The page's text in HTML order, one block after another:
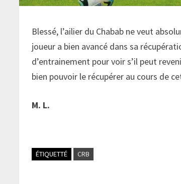
Blessé, l’ailier du Chabab ne veut
joueur a bien avancé dans sa
d’entrainement pour voir s’il peut
bien pouvoir le récupérer au cours de
M. L.
ÉTIQUETTÉ CRB